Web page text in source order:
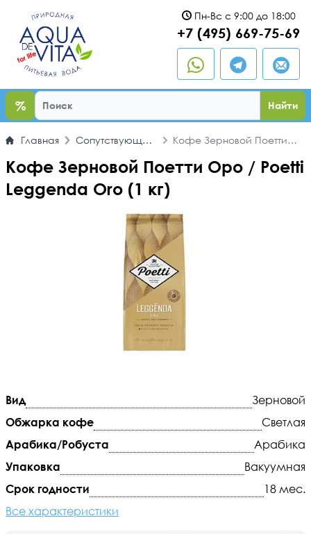
Пн-Вс с 9:00 до 18:00
+7 (495) 669-75-69
% Найти
Главная
Сопутствующие
Кофе Зерновой Поетти
(1 кг)
Кофе Зерновой Поетти Оро / Poetti
Leggenda Oro (1 кг)
Вид
Зерновой
Обжарка кофе
Светлая
Арабика/Робуста
Арабика
Упаковка
Вакуумная
Срок годности
18 мес.
Все характеристики